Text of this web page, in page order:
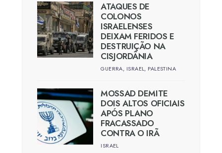
ATAQUES DE
COLONOS
ISRAELENSES
DEIXAM FERIDOS E
DESTRUIÇÃO NA
CISJORDÂNIA
GUERRA, ISRAEL, PALESTINA
MOSSAD DEMITE
DOIS ALTOS OFICIAIS
APÓS PLANO
FRACASSADO
CONTRA O IRÃ
ISRAEL